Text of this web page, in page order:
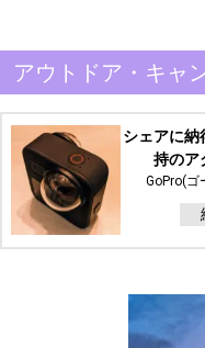
アウトドア・キャ
シェアに納
持のア
GoPro(ゴ